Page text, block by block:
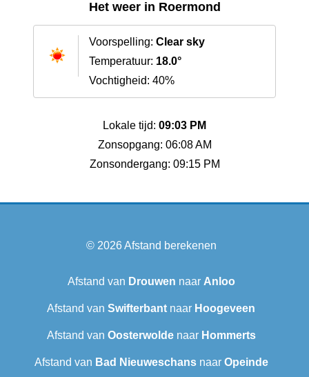
Het weer in Roermond
Voorspelling: Clear sky
Temperatuur: 18.0°
Vochtigheid: 40%
Lokale tijd: 09:03 PM
Zonsopgang: 06:08 AM
Zonsondergang: 09:15 PM
© 2026Afstand berekenen
Afstand van Drouwen naar Anloo
Afstand van Swifterbant naar Hoogeveen
Afstand van Oosterwoldenaar Hommerts
Afstand van Bad Nieuweschansnaar Opeinde